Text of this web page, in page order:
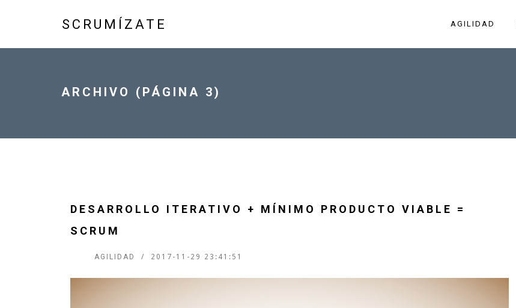
SCRUMÍZATE AGILIDAD
ARCHIVO (PÁGINA 3)
DESARROLLO ITERATIVO + MÍNIMO PRODUCTO VIABLE =
SCRUM
AGILIDAD 2017-11-29 23:41:51